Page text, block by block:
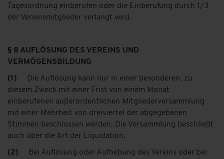
Tagesordnung einberufen oder die Einberufung durch 1/3
der Vereinsmitglieder verlangt wird.
§ 8 AUFLÖSUNG DES VEREINS UND
VERMÖGENSBILDUNG
(1) Die Auflösung kann nur in einer besonderen, zu
diesem Zweck mit einer Frist von einem Monat
einberufenen außerordentlichen Mitgliederversammlung
mit einer Mehrheit von dreiviertel der abgegebenen
Stimmen beschlossen werden. Die Versammlung beschließt
auch über die Art der Liquidation.
(2) Bei Auflösung oder Aufhebung des Vereins oder bei